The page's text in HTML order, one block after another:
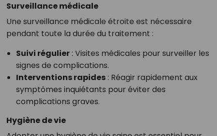
Surveillance médicale
Une surveillance médicale étroite est nécessaire
pendant toute la durée du traitement :
Suivi régulier: Visites médicales pour surveiller les
signes de complications.
Interventions rapides: Réagir rapidement aux
symptômes inquiétants pour éviter des
complications graves.
Hygiène de vie